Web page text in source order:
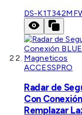
DS-
ACCESSPRO
Radar de
Con
Remplazar